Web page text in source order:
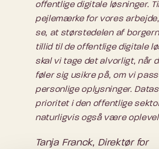
offentlige digitale løsninger.
pejlemærke for vores
se, at størstedelen af
tillid til de offentlige digitale
skal vi tage det alvorligt, når
føler sig usikre på, om vi
personlige oplysninger.
prioritet i den offentlige
naturligvis også være
Tanja Franck, Direktør for